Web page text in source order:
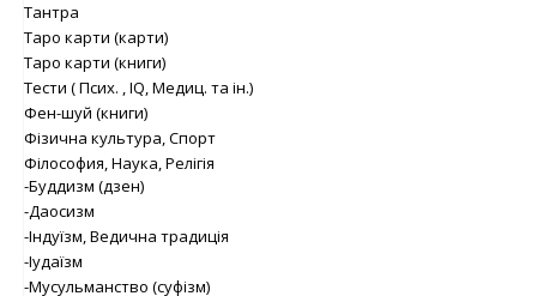
Тантра
Таро карти (карти)
Таро карти (книги)
Тести ( Псих. , IQ, Медиц. та ін.)
Фен-шуй (книги)
Фізична культура, Спорт
Філософия, Наука, Релігія
-Буддизм (дзен)
-Даосизм
-Індуїзм, Ведична традиція
-Іудаїзм
-Мусульманство (суфізм)